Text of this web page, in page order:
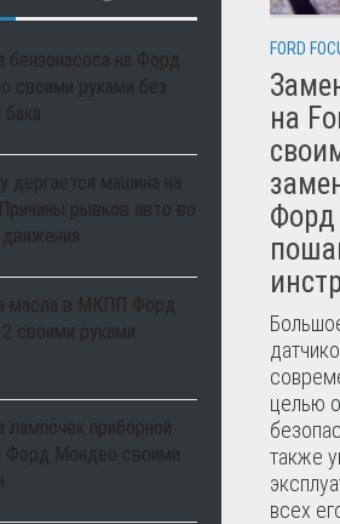
FORD
на
целью
также
всех
бензонасоса на Форд
своими руками без
бака
дергается машина на
рывков авто во
масла в МКПП Форд
своими руками
лампочек приборной
Форд Мондео своими